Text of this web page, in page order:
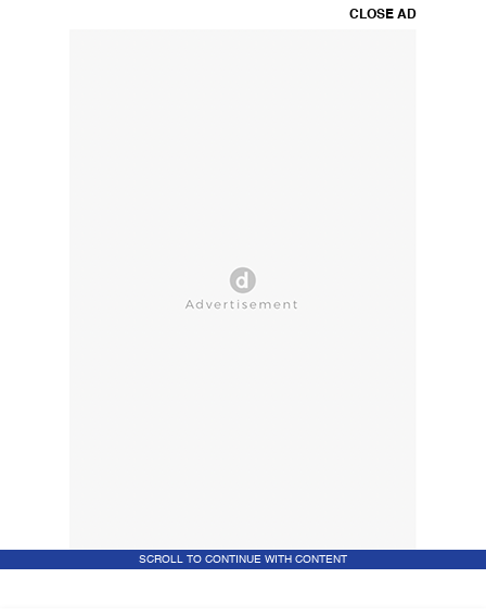
CLOSE AD
SCROLL TO CONTINUE WITH CONTENT